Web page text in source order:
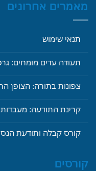
מאמרים אחרונים
תנאי שימוש
תעודה עדים מומחים:
צפונות בתורה: הצופן
קרינת התודעה:
קורס קבלה ותודעת
קורסים